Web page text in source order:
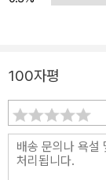
100자평